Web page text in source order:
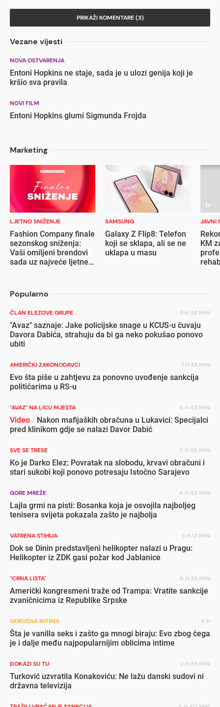
PRIKAŽI KOMENTARE (3)
Vezane vijesti
NOVA OSTVARENJA
Entoni Hopkins ne staje, sada je u ulozi genija koji je
kršio sva pravila
NOVI FILM
Entoni Hopkins glumi Sigmunda Frojda
Marketing
LJETNO SNIŽENJE
Fashion Company finale
sezonskog sniženja:
Vaši omiljeni brendovi
sada uz najveće ljetne
SAMSUNG
Galaxy Z Flip8: Telefon
koji se sklapa, ali se ne
uklapa u masu
JAVNI
KM
Popularno
ČLAN ELEZOVE GRUPE 5 H 38 MIN
"Avaz" saznaje: Jake policijske snage u KCUS-u čuvaju
Davora Dabića, strahuju da bi ga neko pokušao ponovo
ubiti
AMERIČKI ZAKONODAVCI 7 H 35 MIN
Evo šta piše u zahtjevu za ponovno uvođenje sankcija
političarima u RS-u
"AVAZ" NA LICU MJESTA 4 H 42 MIN
Video / Nakon mafijaških obračuna u Lukavici: Specijalci
pred klinikom gdje se nalazi Davor Dabić
SVE SE TRESE 2 H 56 MIN
Ko je Darko Elez: Povratak na slobodu, krvavi obračuni i
stari sukobi koji ponovo potresaju Istočno Sarajevo
GORE MREŽE 4 H 42 MIN
Lajla grmi na pisti: Bosanka koja je osvojila najboljeg
tenisera svijeta pokazala zašto je najbolja
VATRENA STIHIJA 5 H 12 MIN
Dok se Dinin predstavljeni helikopter nalazi u Pragu:
Helikopter iz ZDK gasi požar kod Jablanice
"CRNA LISTA" 8 H 25 MIN
Američki kongresmeni traže od Trampa: Vratite sankcije
zvaničnicima iz Republike Srpske
SKRIVENA INTIMA 4 H
Šta je vanilla seks i zašto ga mnogi biraju: Evo zbog čega
je i dalje među najpopularnijim oblicima intime
DOKAZI SU TU 2 H 55 MIN
Turković uzvratila Konakoviću: Ne lažu danski sudovi ni
državna televizija